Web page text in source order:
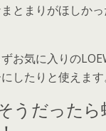
とまりがほしか
お気に入りの
したりと使えます
うだったら